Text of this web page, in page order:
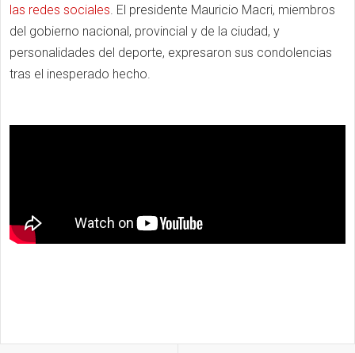
las redes sociales. El presidente Mauricio Macri, miembros
del gobierno nacional, provincial y de la ciudad, y
personalidades del deporte, expresaron sus condolencias
tras el inesperado hecho.